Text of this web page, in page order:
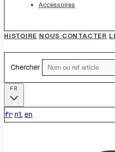
Accessoires
HISTOIRE NOUS CONTACTER
Chercher
fr nl en